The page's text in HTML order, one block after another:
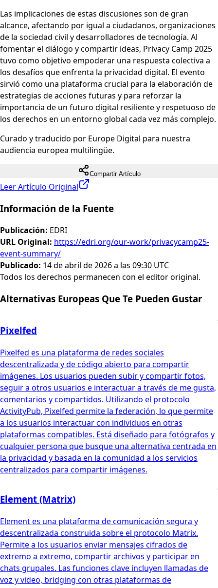
Las implicaciones de estas discusiones son de gran
alcance, afectando por igual a ciudadanos, organizaciones
de la sociedad civil y desarrolladores de tecnología. Al
fomentar el diálogo y compartir ideas, Privacy Camp 2025
tuvo como objetivo empoderar una respuesta colectiva a
los desafíos que enfrenta la privacidad digital. El evento
sirvió como una plataforma crucial para la elaboración de
estrategias de acciones futuras y para reforzar la
importancia de un futuro digital resiliente y respetuoso de
los derechos en un entorno global cada vez más complejo.
Curado y traducido por Europe Digital para nuestra
audiencia europea multilingüe.
Compartir Artículo
Leer Artículo Original
Información de la Fuente
Publicación: EDRI
URL Original: https://edri.org/our-work/privacycamp25-
event-summary/
Publicado: 14 de abril de 2026 a las 09:30 UTC
Todos los derechos permanecen con el editor original.
Alternativas Europeas Que Te Pueden Gustar
Pixelfed
Pixelfed es una plataforma de redes sociales
descentralizada y de código abierto para compartir
imágenes. Los usuarios pueden subir y compartir fotos,
seguir a otros usuarios e interactuar a través de me gusta,
comentarios y compartidos. Utilizando el protocolo
ActivityPub, Pixelfed permite la federación, lo que permite
a los usuarios interactuar con individuos en otras
plataformas compatibles. Está diseñado para fotógrafos y
cualquier persona que busque una alternativa centrada en
la privacidad y basada en la comunidad a los servicios
centralizados para compartir imágenes.
Element (Matrix)
Element es una plataforma de comunicación segura y
descentralizada construida sobre el protocolo Matrix.
Permite a los usuarios enviar mensajes cifrados de
extremo a extremo, compartir archivos y participar en
chats grupales. Las funciones clave incluyen llamadas de
voz y video, bridging con otras plataformas de